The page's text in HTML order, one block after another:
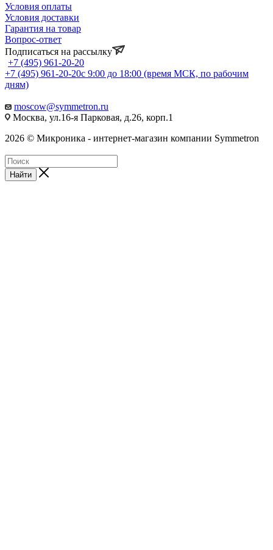
Условия оплаты
Условия доставки
Гарантия на товар
Вопрос-ответ
Подписаться на рассылку
+7 (495) 961-20-20
+7 (495) 961-20-20с 9:00 до 18:00 (время МСК, по рабочим
дням)
moscow@symmetron.ru
Москва, ул.16-я Парковая, д.26, корп.1
2026 © Микроника - интернет-магазин компании Symmetron
Найти